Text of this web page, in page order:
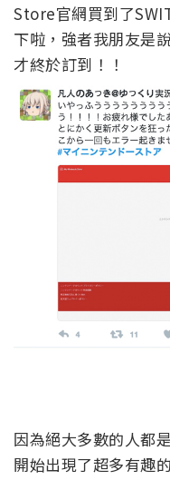
Store官網買到了
下啦，強者我朋友是
才終於訂到！！
因為絕大多數的人都
開始出現了超多有趣